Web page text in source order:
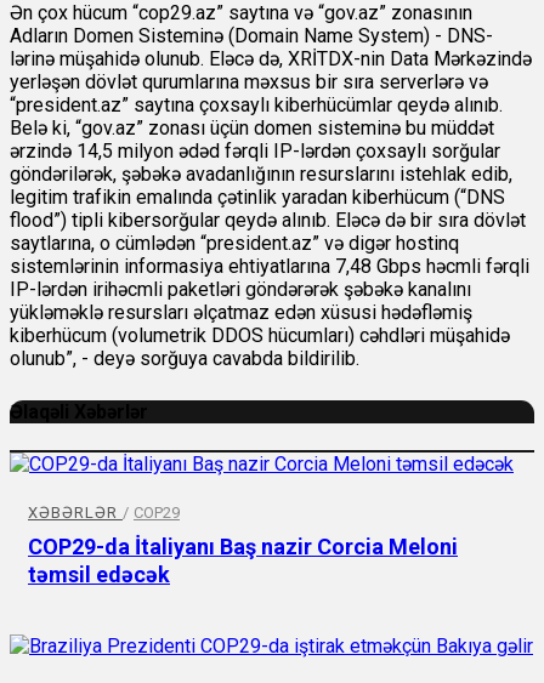
Ən çox hücum “cop29.az” saytına və “gov.az” zonasının
Adların Domen Sisteminə (Domain Name System) - DNS-
lərinə müşahidə olunub. Eləcə də, XRİTDX-nin Data Mərkəzində
yerləşən dövlət qurumlarına məxsus bir sıra serverlərə və
“president.az” saytına çoxsaylı kiberhücümlar qeydə alınıb.
Belə ki, “gov.az” zonası üçün domen sisteminə bu müddət
ərzində 14,5 milyon ədəd fərqli IP-lərdən çoxsaylı sorğular
göndərilərək, şəbəkə avadanlığının resurslarını istehlak edib,
legitim trafikin emalında çətinlik yaradan kiberhücum (“DNS
flood”) tipli kibersorğular qeydə alınıb. Eləcə də bir sıra dövlət
saytlarına, o cümlədən “president.az” və digər hostinq
sistemlərinin informasiya ehtiyatlarına 7,48 Gbps həcmli fərqli
IP-lərdən irihəcmli paketləri göndərərək şəbəkə kanalını
yükləməklə resursları əlçatmaz edən xüsusi hədəfləmiş
kiberhücum (volumetrik DDOS hücumları) cəhdləri müşahidə
olunub”, - deyə sorğuya cavabda bildirilib.
Əlaqəli Xəbərlər
XƏBƏRLƏR / COP29
COP29-da İtaliyanı Baş nazir Corcia Meloni
təmsil edəcək